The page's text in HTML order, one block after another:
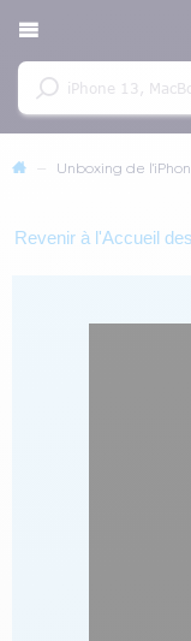
— Unboxing de
Revenir à l'Accueil